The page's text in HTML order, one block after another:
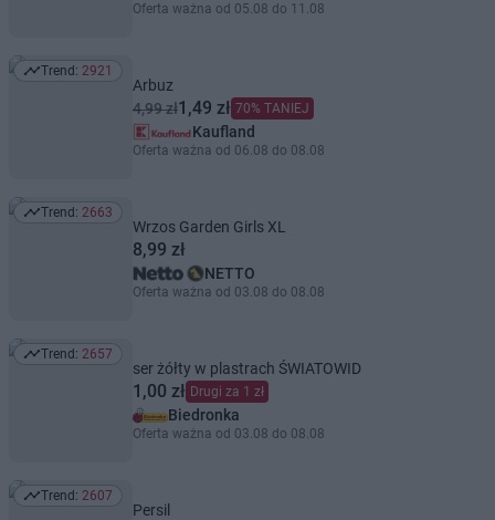
Oferta ważna od 05.08 do 11.08
Trend: 2921
Trend: 2921
Arbuz
4,99 zł1,49 zł 70% TANIEJ
Kaufland
Oferta ważna od 06.08 do 08.08
Trend: 2663
Trend: 2663
Wrzos Garden Girls XL
8,99 zł
NETTO
Oferta ważna od 03.08 do 08.08
Trend: 2657
Trend: 2657
ser żółty w plastrach ŚWIATOWID
1,00 zł Drugi za 1 zł
Biedronka
Oferta ważna od 03.08 do 08.08
Trend: 2607
Trend: 2607
Persil